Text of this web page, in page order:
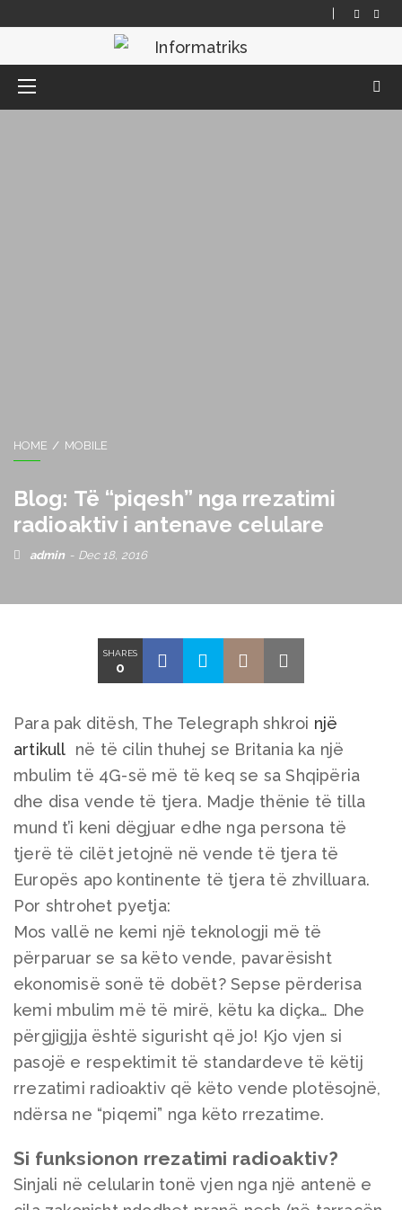
HOME MOBILE
Blog: Të “piqesh” nga rrezatimi
radioaktiv i antenave celulare
admin Dec 18, 2016
SHARES
0
Para pak ditësh, The Telegraph shkroi një
artikull në të cilin thuhej se Britania ka një
mbulim të 4G-së më të keq se sa Shqipëria
dhe disa vende të tjera. Madje thënie të tilla
mund t’i keni dëgjuar edhe nga persona të
tjerë të cilët jetojnë në vende të tjera të
Europës apo kontinente të tjera të zhvilluara.
Por shtrohet pyetja:
Mos vallë ne kemi një teknologji më të
përparuar se sa këto vende, pavarësisht
ekonomisë sonë të dobët? Sepse përderisa
kemi mbulim më të mirë, këtu ka diçka… Dhe
përgjigjja është sigurisht që jo! Kjo vjen si
pasojë e respektimit të standardeve të këtij
rrezatimi radioaktiv që këto vende plotësojnë,
ndërsa ne “piqemi” nga këto rrezatime.
Si funksionon rrezatimi radioaktiv?
Sinjali në celularin tonë vjen nga një antenë e